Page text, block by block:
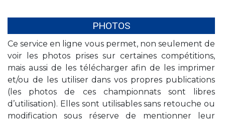
PHOTOS
Ce service en ligne vous permet, non seulement de
voir les photos prises sur certaines compétitions,
mais aussi de les télécharger afin de les imprimer
et/ou de les utiliser dans vos propres publications
(les photos de ces championnats sont libres
d’utilisation). Elles sont utilisables sans retouche ou
modification sous réserve de mentionner leur